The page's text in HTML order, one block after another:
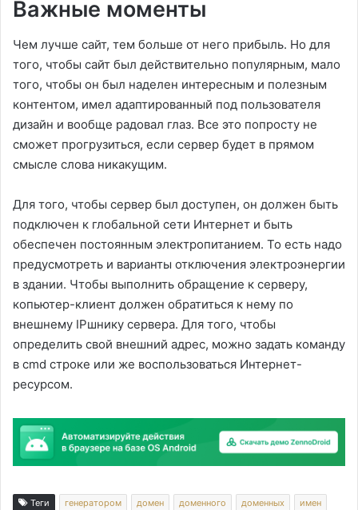
Важные моменты
Чем лучше сайт, тем больше от него прибыль. Но для
того, чтобы сайт был действительно популярным, мало
того, чтобы он был наделен интересным и полезным
контентом, имел адаптированный под пользователя
дизайн и вообще радовал глаз. Все это попросту не
сможет прогрузиться, если сервер будет в прямом
смысле слова никакущим.
Для того, чтобы сервер был доступен, он должен быть
подключен к глобальной сети Интернет и быть
обеспечен постоянным электропитанием. То есть надо
предусмотреть и варианты отключения электроэнергии
в здании. Чтобы выполнить обращение к серверу,
копьютер-клиент должен обратиться к нему по
внешнему IPшнику сервера. Для того, чтобы
определить свой внешний адрес, можно задать команду
в cmd строке или же воспользоваться Интернет-
ресурсом.
Теги генератором домен доменного доменных
имен